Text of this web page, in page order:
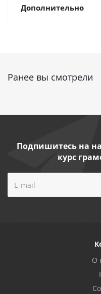
Дополнительно
Ранее вы смотрели
Подпишитесь на
курс
О